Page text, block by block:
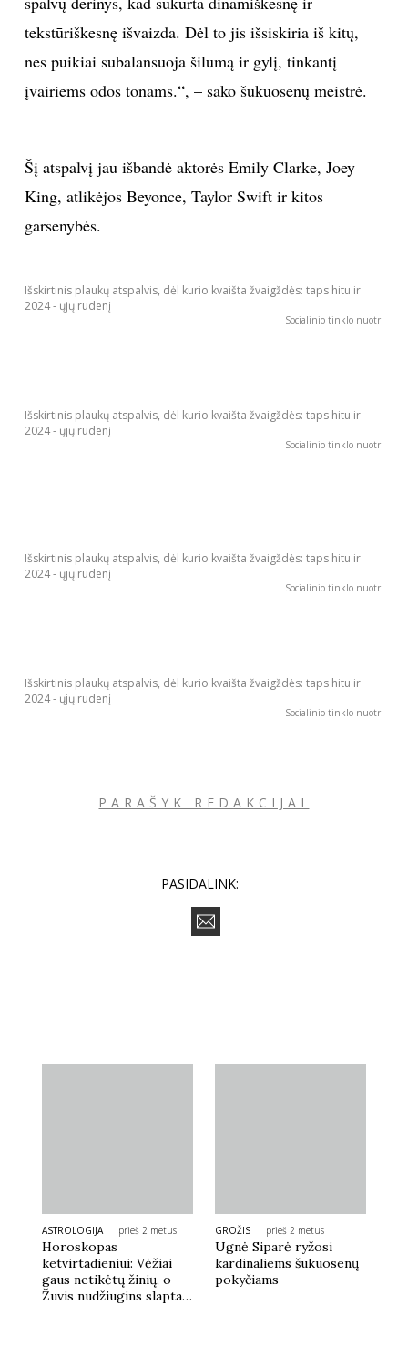
Prenumeruodami portalą,
taisyklėmis
tekstūriškesnę išvaizda. Dėl to jis išsiskiria iš kitų,
nes puikiai subalansuoja šilumą ir gylį, tinkantį
įvairiems odos tonams.“, – sako šukuosenų meistrė.
Šį atspalvį jau išbandė aktorės Emily Clarke, Joey
King, atlikėjos Beyonce, Taylor Swift ir kitos
garsenybės.
Išskirtinis plaukų atspalvis, dėl kurio kvaišta žvaigždės: taps hitu ir
2024 - ųjų rudenį
Socialinio tinklo nuotr.
Išskirtinis plaukų atspalvis, dėl kurio kvaišta žvaigždės: taps hitu ir
2024 - ųjų rudenį
Socialinio tinklo nuotr.
Išskirtinis plaukų atspalvis, dėl kurio kvaišta žvaigždės: taps hitu ir
2024 - ųjų rudenį
Socialinio tinklo nuotr.
Išskirtinis plaukų atspalvis, dėl kurio kvaišta žvaigždės: taps hitu ir
2024 - ųjų rudenį
Socialinio tinklo nuotr.
PARAŠYK REDAKCIJAI
PASIDALINK:
ASTROLOGIJA prieš 2 metus
Horoskopas
ketvirtadieniui: Vėžiai
gaus netikėtų žinių, o
Žuvis nudžiugins slaptas
GROŽIS prieš 2 metus
Ugnė Siparė ryžosi
kardinaliems šukuosenų
pokyčiams